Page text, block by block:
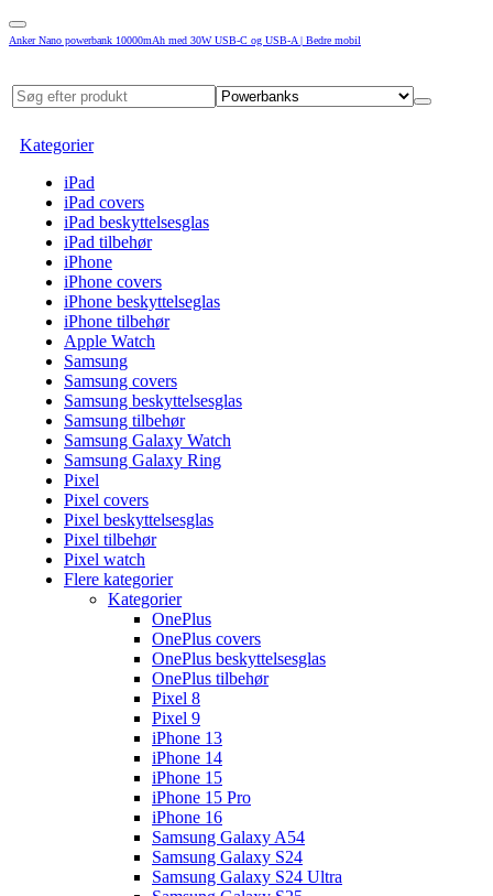
Anker Nano powerbank 10000mAh med 30W USB-C og USB-A | Bedre mobil
Kategorier
iPad
iPad covers
iPad beskyttelsesglas
iPad tilbehør
iPhone
iPhone covers
iPhone beskyttelseglas
iPhone tilbehør
Apple Watch
Samsung
Samsung covers
Samsung beskyttelsesglas
Samsung tilbehør
Samsung Galaxy Watch
Samsung Galaxy Ring
Pixel
Pixel covers
Pixel beskyttelsesglas
Pixel tilbehør
Pixel watch
Flere kategorier
Kategorier
OnePlus
OnePlus covers
OnePlus beskyttelsesglas
OnePlus tilbehør
Pixel 8
Pixel 9
iPhone 13
iPhone 14
iPhone 15
iPhone 15 Pro
iPhone 16
Samsung Galaxy A54
Samsung Galaxy S24
Samsung Galaxy S24 Ultra